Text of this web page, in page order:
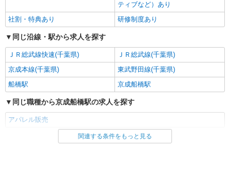
ティブなど）あり
社割・特典あり
研修制度あり
同じ沿線・駅から求人を探す
ＪＲ総武線快速(千葉県)
ＪＲ総武線(千葉県)
京成本線(千葉県)
東武野田線(千葉県)
船橋駅
京成船橋駅
同じ職種から京成船橋駅の求人を探す
アパレル販売
同じ雇用形態から京成船橋駅の求人を探す
関連する条件をもっと見る